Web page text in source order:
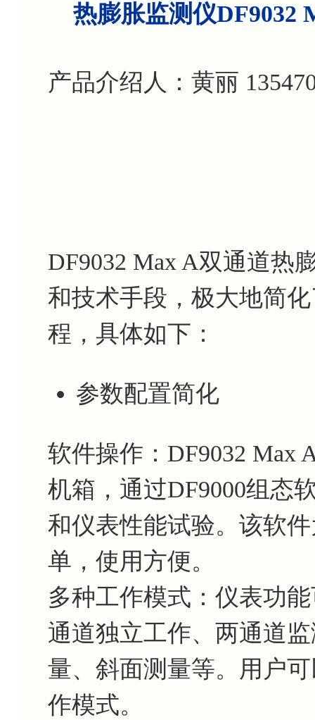
热膨胀监测仪DF9032
产品介绍人：黄丽
DF9032 Max A双通道热
和技术手段，极大地简
程，具体如下：
参数配置简化
软件操作：DF9032 Max
机箱，通过DF9000组态
和仪表性能试验。该软
单，使用方便。
多种工作模式：仪表功
通道独立工作、两通道
量、斜面测量等。用户
作模式。